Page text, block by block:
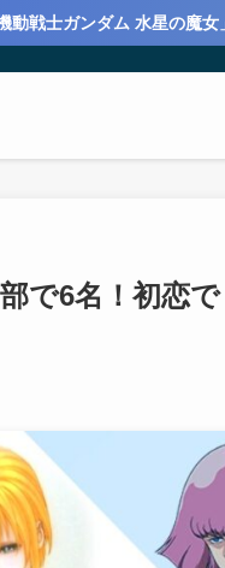
機動戦士ガンダム 水星の魔
で6名！初恋